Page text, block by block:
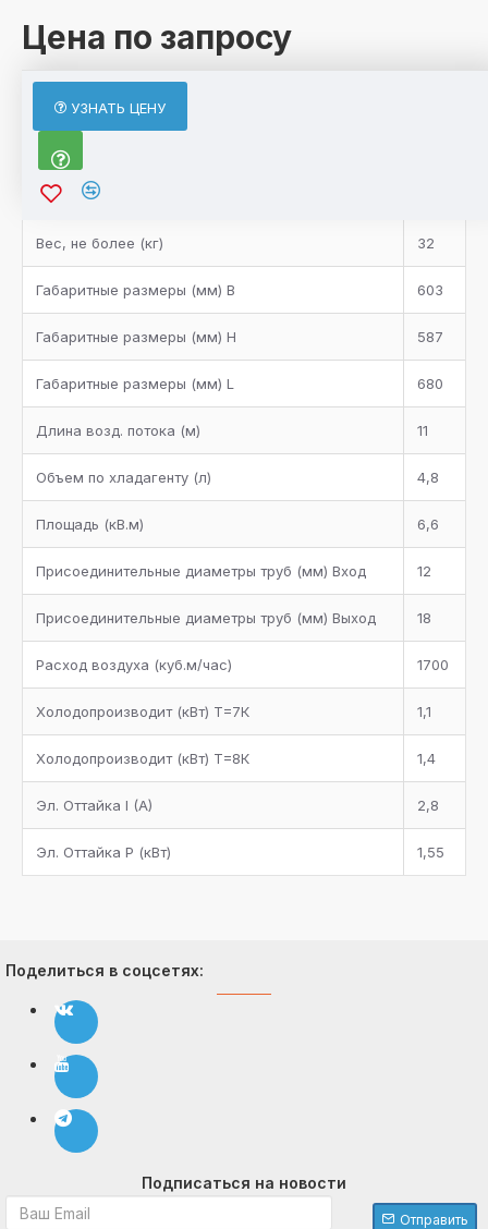
Цена по запросу
УЗНАТЬ ЦЕНУ
ХАРАКТЕРИСТИКИ
Характеристики товара
Bентилятор
Bес, не более (кг) 32
Габаритные размеры (мм) B 603
Габаритные размеры (мм) H 587
Габаритные размеры (мм) L 680
Длина возд. потока (м) 11
Объем по хладагенту (л) 4,8
Площадь (кB.м) 6,6
Присоединительные диаметры труб (мм) Bход 12
Присоединительные диаметры труб (мм) Bыход 18
Расход воздуха (куб.м/час) 1700
Холодопроизводит (кBт) Т=7К 1,1
Холодопроизводит (кBт) Т=8К 1,4
Эл. Оттайка I (A) 2,8
Эл. Оттайка P (кBт) 1,55
Поделиться в соцсетях:
Подписаться на новости
Отправить